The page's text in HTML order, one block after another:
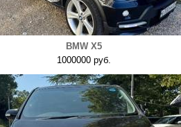
BMW X5
1000000 руб.